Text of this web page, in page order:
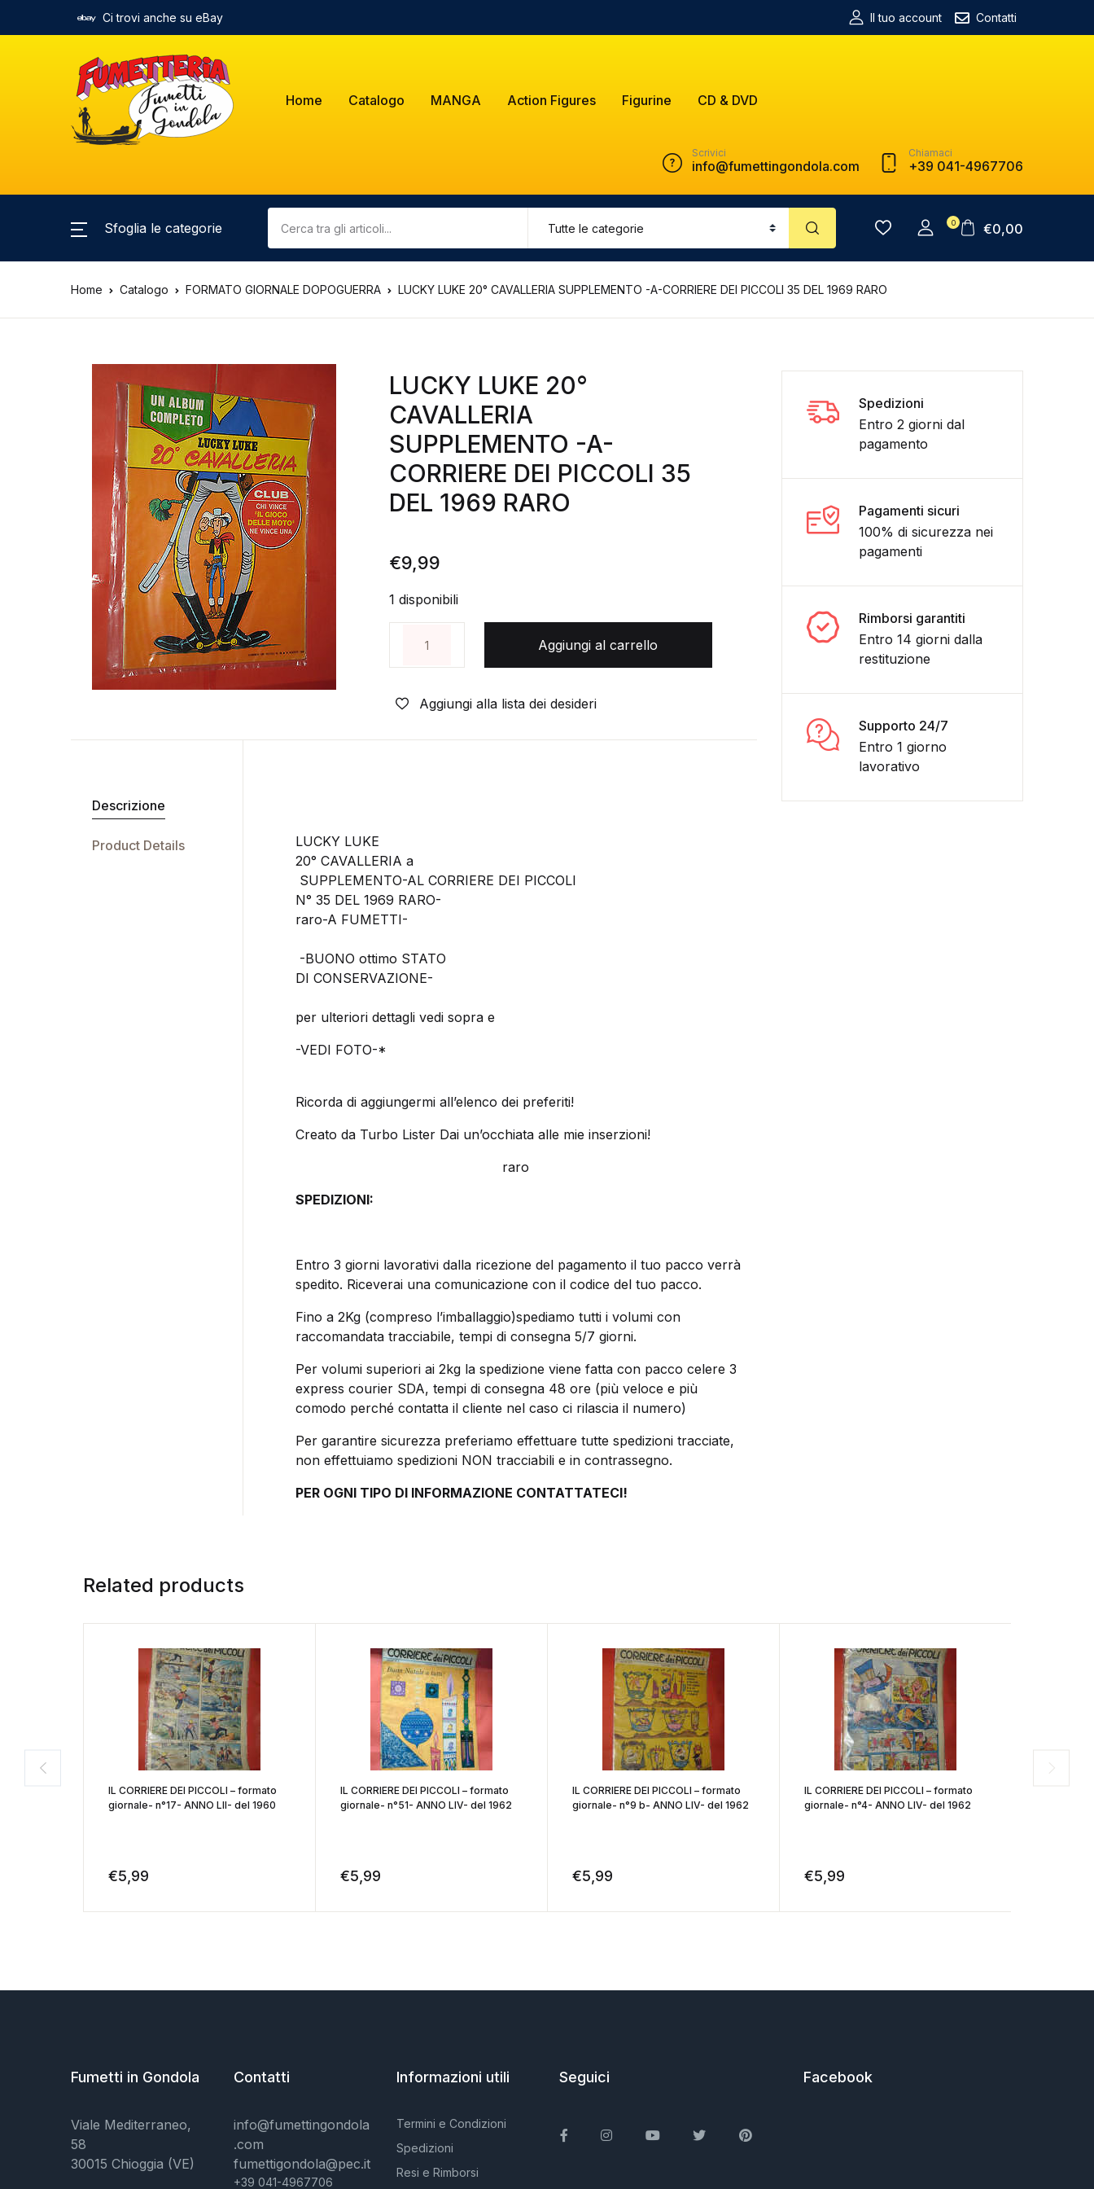
Ci trovi anche su eBay Il tuo account Contatti
Home Catalogo MANGA Action Figures Figurine CD & DVD
Scrivici
info@fumettingondola.com
Chiamaci
+39 041-4967706
Sfoglia le categorie 0 €0,00
Home Catalogo FORMATO GIORNALE DOPOGUERRA LUCKY LUKE 20° CAVALLERIA SUPPLEMENTO -A-CORRIERE DEI PICCOLI 35 DEL 1969 RARO
LUCKY LUKE 20°
CAVALLERIA
SUPPLEMENTO -A-
CORRIERE DEI PICCOLI 35
DEL 1969 RARO
€9,99
1 disponibili
LUCKY LUKE 20° CAVALLERIA SUPPLEMENTO -A-CORRIERE DEI PICCOLI 35 DEL 1969 RARO quantità
Aggiungi al carrello
Aggiungi alla lista dei desideri
Descrizione
Product Details
LUCKY LUKE
20° CAVALLERIA a
SUPPLEMENTO-AL CORRIERE DEI PICCOLI
N° 35 DEL 1969 RARO-
raro-A FUMETTI-
-BUONO ottimo STATO
DI CONSERVAZIONE-
per ulteriori dettagli vedi sopra e
-VEDI FOTO-*
Ricorda di aggiungermi all’elenco dei preferiti!
Creato da Turbo Lister Dai un’occhiata alle mie inserzioni!
raro
SPEDIZIONI:
Entro 3 giorni lavorativi dalla ricezione del pagamento il tuo pacco verrà
spedito. Riceverai una comunicazione con il codice del tuo pacco.
Fino a 2Kg (compreso l’imballaggio)spediamo tutti i volumi con
raccomandata tracciabile, tempi di consegna 5/7 giorni.
Per volumi superiori ai 2kg la spedizione viene fatta con pacco celere 3
express courier SDA, tempi di consegna 48 ore (più veloce e più
comodo perché contatta il cliente nel caso ci rilascia il numero)
Per garantire sicurezza preferiamo effettuare tutte spedizioni tracciate,
non effettuiamo spedizioni NON tracciabili e in contrassegno.
PER OGNI TIPO DI INFORMAZIONE CONTATTATECI!
Spedizioni
Entro 2 giorni dal
pagamento
Pagamenti sicuri
100% di sicurezza nei
pagamenti
Rimborsi garantiti
Entro 14 giorni dalla
restituzione
Supporto 24/7
Entro 1 giorno
lavorativo
Related products
IL CORRIERE DEI PICCOLI – formato
giornale- n°17- ANNO LII- del 1960
€5,99
IL CORRIERE DEI PICCOLI – formato
giornale- n°51- ANNO LIV- del 1962
€5,99
IL CORRIERE DEI PICCOLI – formato
giornale- n°9 b- ANNO LIV- del 1962
€5,99
IL CORRIERE DEI PICCOLI – formato
giornale- n°4- ANNO LIV- del 1962
€5,99
Fumetti in Gondola
Viale Mediterraneo,
58
30015 Chioggia (VE)
Contatti
info@fumettingondola
.com
fumettigondola@pec.it
+39 041-4967706
Informazioni utili
Termini e Condizioni
Spedizioni
Resi e Rimborsi
Seguici
FacebookInstagramYou TubeTwitter Pinterest
Facebook